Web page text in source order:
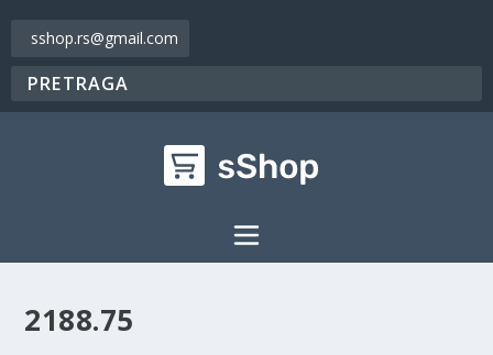
sshop.rs@gmail.com
2188.75